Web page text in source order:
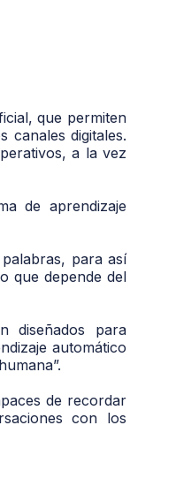
que permiten
canales digitales.
a la vez
de aprendizaje
para así
que depende del
diseñados para
automático
de recordar
con los